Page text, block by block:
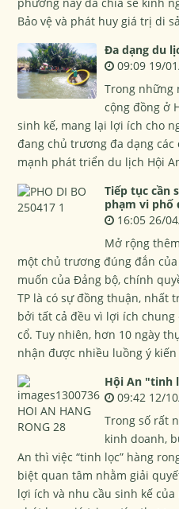
Bảo vệ và phát huy giá trị di
Đa dạng du
09:09 19/
Trong những
cộng đồng ở
sinh kế, mang lại lợi ích cho
đang chủ trương đa dạng
mạnh phát triển du lịch Hội
Tiếp tục cần
phạm vi phố
16:05 26/
Mở rộng
một chủ trương đúng đắn
muốn của Đảng bộ, chính
TP là có sự đồng thuận, nhất
bởi tất cả đều vì lợi ích
cổ. Tuy nhiên, hơn 10 ngày
nhận được nhiều luồng ý kiến
Hội An "tinh
09:42 12/
Trong số rất
kinh doanh,
An thì việc “tinh lọc” hàng
biệt quan tâm nhằm giải
lợi ích và nhu cầu sinh kế